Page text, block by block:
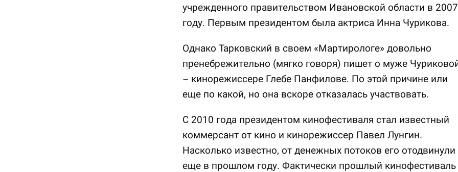
учрежденного правительством Ивановской области в 2007
году. Первым президентом была актриса Инна Чурикова.
Однако Тарковский в своем «Мартирологе» довольно
пренебрежительно (мягко говоря) пишет о муже
– кинорежиссере Глебе Панфилове. По этой причине или
еще по какой, но она вскоре отказалась участвовать.
С 2010 года президентом кинофестиваля стал известный
коммерсант от кино и кинорежиссер Павел Лунгин.
Насколько известно, от денежных потоков его отодвинули
еще в прошлом году. Фактически прошлый кинофестиваль